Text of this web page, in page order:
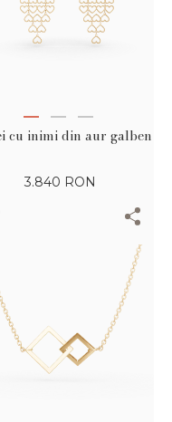
cu inimi din aur galben
3.840 RON